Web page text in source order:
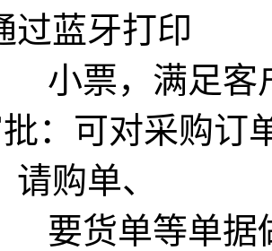
过蓝牙打印
满足客户
：可对采购订
购单、
等单据做移